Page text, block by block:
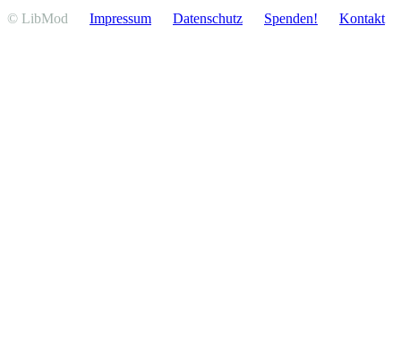
© LibMod Impressum Daten­schutz Spenden! Kontakt